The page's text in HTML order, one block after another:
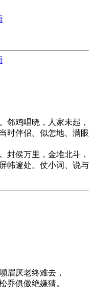
邻鸡唱晓，人家未起，
时伴侣。似怎地、满眼
封侯万里，金堆北斗，
帏邃处。仗小词、说与
眉厌老终难去，
乔俱傲绝嫌猜。